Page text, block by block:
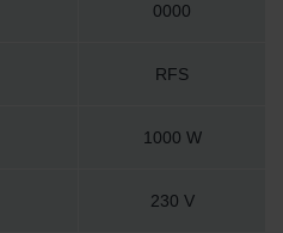
0000
RFS
1000 W
230 V